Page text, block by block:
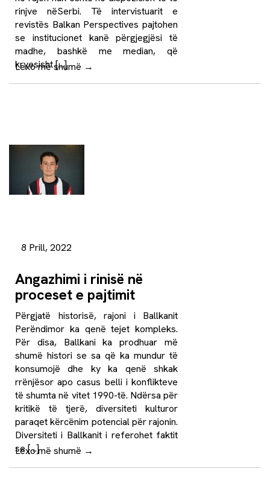
rinjve nëSerbi. Të intervistuarit e
revistës Balkan Perspectives pajtohen
se institucionet kanë përgjegjësi të
madhe, bashkë me median, që
kryesisht […]
Lexo më shumë →
8 Prill, 2022
Angazhimi i rinisë në
proceset e pajtimit
Përgjatë historisë, rajoni i Ballkanit
Perëndimor ka qenë tejet kompleks.
Për disa, Ballkani ka prodhuar më
shumë histori se sa që ka mundur të
konsumojë dhe ky ka qenë shkak
rrënjësor apo casus belli i konflikteve
të shumta në vitet 1990-të. Ndërsa për
kritikë të tjerë, diversiteti kulturor
paraqet kërcënim potencial për rajonin.
Diversiteti i Ballkanit i referohet faktit
se […]
Lexo më shumë →